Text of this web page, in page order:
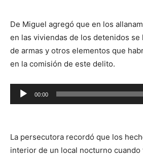
De Miguel agregó que en los
en las viviendas de los detenidos se
de armas y otros elementos que
en la comisión de este delito.
Reproductor
de
00:00
La persecutora recordó que los
interior de un local nocturno